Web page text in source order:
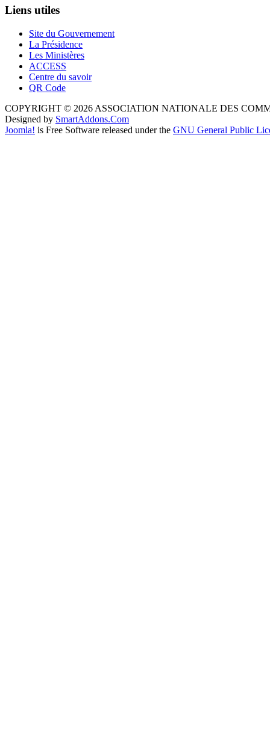
Liens utiles
Site du Gouvernement
La Présidence
Les Ministères
ACCESS
Centre du savoir
QR Code
COPYRIGHT © 2026 ASSOCIATION NATIONALE DES
Designed by SmartAddons.Com
Joomla! is Free Software released under the GNU General Public